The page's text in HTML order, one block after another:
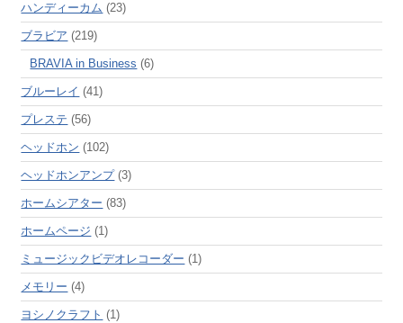
ハンディーカム (23)
ブラビア (219)
BRAVIA in Business (6)
ブルーレイ (41)
プレステ (56)
ヘッドホン (102)
ヘッドホンアンプ(3)
ホームシアター (83)
ホームページ (1)
ミュージックビデオレコーダー (1)
メモリー (4)
ヨシノクラフト (1)